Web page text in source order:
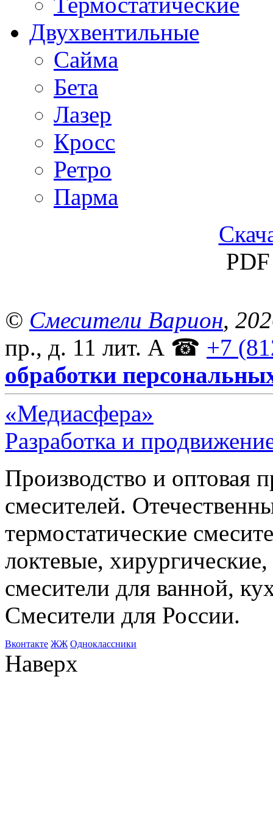
Двухвентильные
Сайма
Бета
Лазер
Кросс
Ретро
Парма
© Смесители Варион,
пр., д. 11 лит. А ☎ +7
обработки
«Медиасфера»
Разработка и
Производство и оптовая
смесителей.
термостатические
локтевые,
смесители для ванной,
Смесители для России.
Bконтакте ЖЖ Одноклассники
Наверх